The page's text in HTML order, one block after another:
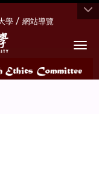
學 / 網站導覽